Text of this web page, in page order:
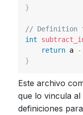
}
// Definition
int
return a -
}
Este archivo
que lo vincula al
definiciones